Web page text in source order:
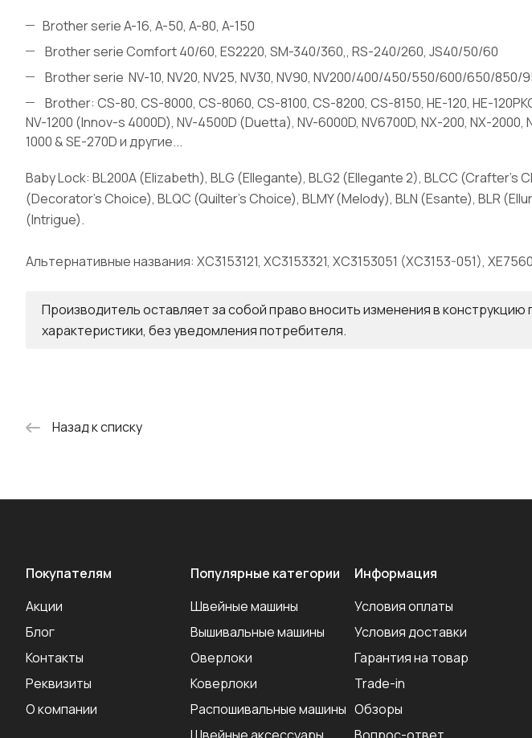
Brother serie A-16, A-50, A-80, A-150
Brother serie Comfort 40/60, ES2220, SM-340/360,, RS-240/260, JS40/50/60
Brother serie NV-10, NV20, NV25, NV30, NV90, NV200/400/450/550/600/650/850/
Brother: CS-80, CS-8000, CS-8060, CS-8100, CS-8200, CS-8150, HE-120, HE-
NV-1200 (Innov-s 4000D), NV-4500D (Duetta), NV-6000D, NV6700D, NX-200, NX-
1000 & SE-270D и другие...
Baby Lock: BL200A (Elizabeth), BLG (Ellegante), BLG2 (Ellegante 2), BLCC
(Decorator's Choice), BLQC (Quilter's Choice), BLMY (Melody), BLN (Esante), BLR
(Intrigue).
Альтернативные названия: XC3153121, XC3153321, XC3153051 (XC3153-051),
Производитель оставляет за собой право вносить изменения в
характеристики, без уведомления потребителя.
Назад к списку
Покупателям
Акции
Блог
Контакты
Реквизиты
О компании
Популярные категории
Швейные машины
Вышивальные машины
Оверлоки
Коверлоки
Распошивальные машины
Информация
Условия оплаты
Условия доставки
Гарантия на товар
Trade-in
Обзоры